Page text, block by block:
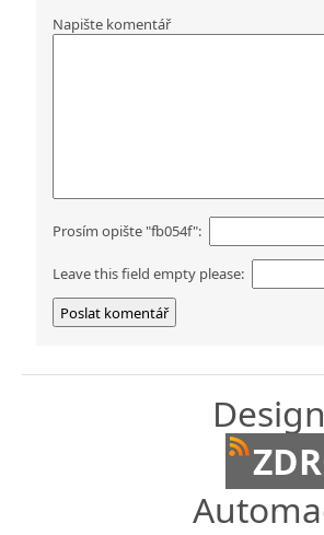
Napište komentář
Prosím opište "fb054f":
Leave this field empty please:
Design